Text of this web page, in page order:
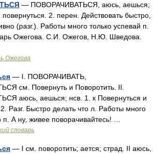
— ПОВОРАЧИВАТЬСЯ, аюсь, аешься;
2. перен. Действовать быстро,
(разг.). Работы много только успевай п.
Ожегова. С.И. Ожегов, Н.Ю. Шведова.
Ожегова
— I. ПОВОРАЧИВАТЬ,
см. Повернуть и Поворотить. II.
аюсь, аешься; нсв. 1. к Повернуться и
Разг. Быстро делать что л. Работы много
п. А ну, живее поворачивайтесь! …
словарь
— I см. поворотить; ается; страд. II аюсь,